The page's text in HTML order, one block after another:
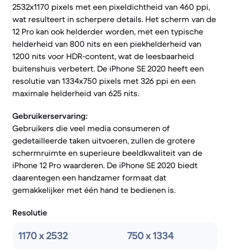
2532x1170 pixels met een pixeldichtheid van 460 ppi,
wat resulteert in scherpere details. Het scherm van de
12 Pro kan ook helderder worden, met een typische
helderheid van 800 nits en een piekhelderheid van
1200 nits voor HDR-content, wat de leesbaarheid
buitenshuis verbetert. De iPhone SE 2020 heeft een
resolutie van 1334x750 pixels met 326 ppi en een
maximale helderheid van 625 nits.
Gebruikerservaring:
Gebruikers die veel media consumeren of
gedetailleerde taken uitvoeren, zullen de grotere
schermruimte en superieure beeldkwaliteit van de
iPhone 12 Pro waarderen. De iPhone SE 2020 biedt
daarentegen een handzamer formaat dat
gemakkelijker met één hand te bedienen is.
Resolutie
1170 x 2532 750 x 1334